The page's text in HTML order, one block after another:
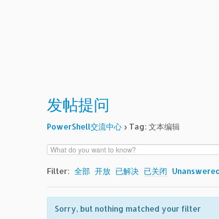
发帖提问
PowerShell交流中心› Tag: 文本编辑
Filter: 全部 开放 已解决 已关闭
Sorry, but nothing matched your filter